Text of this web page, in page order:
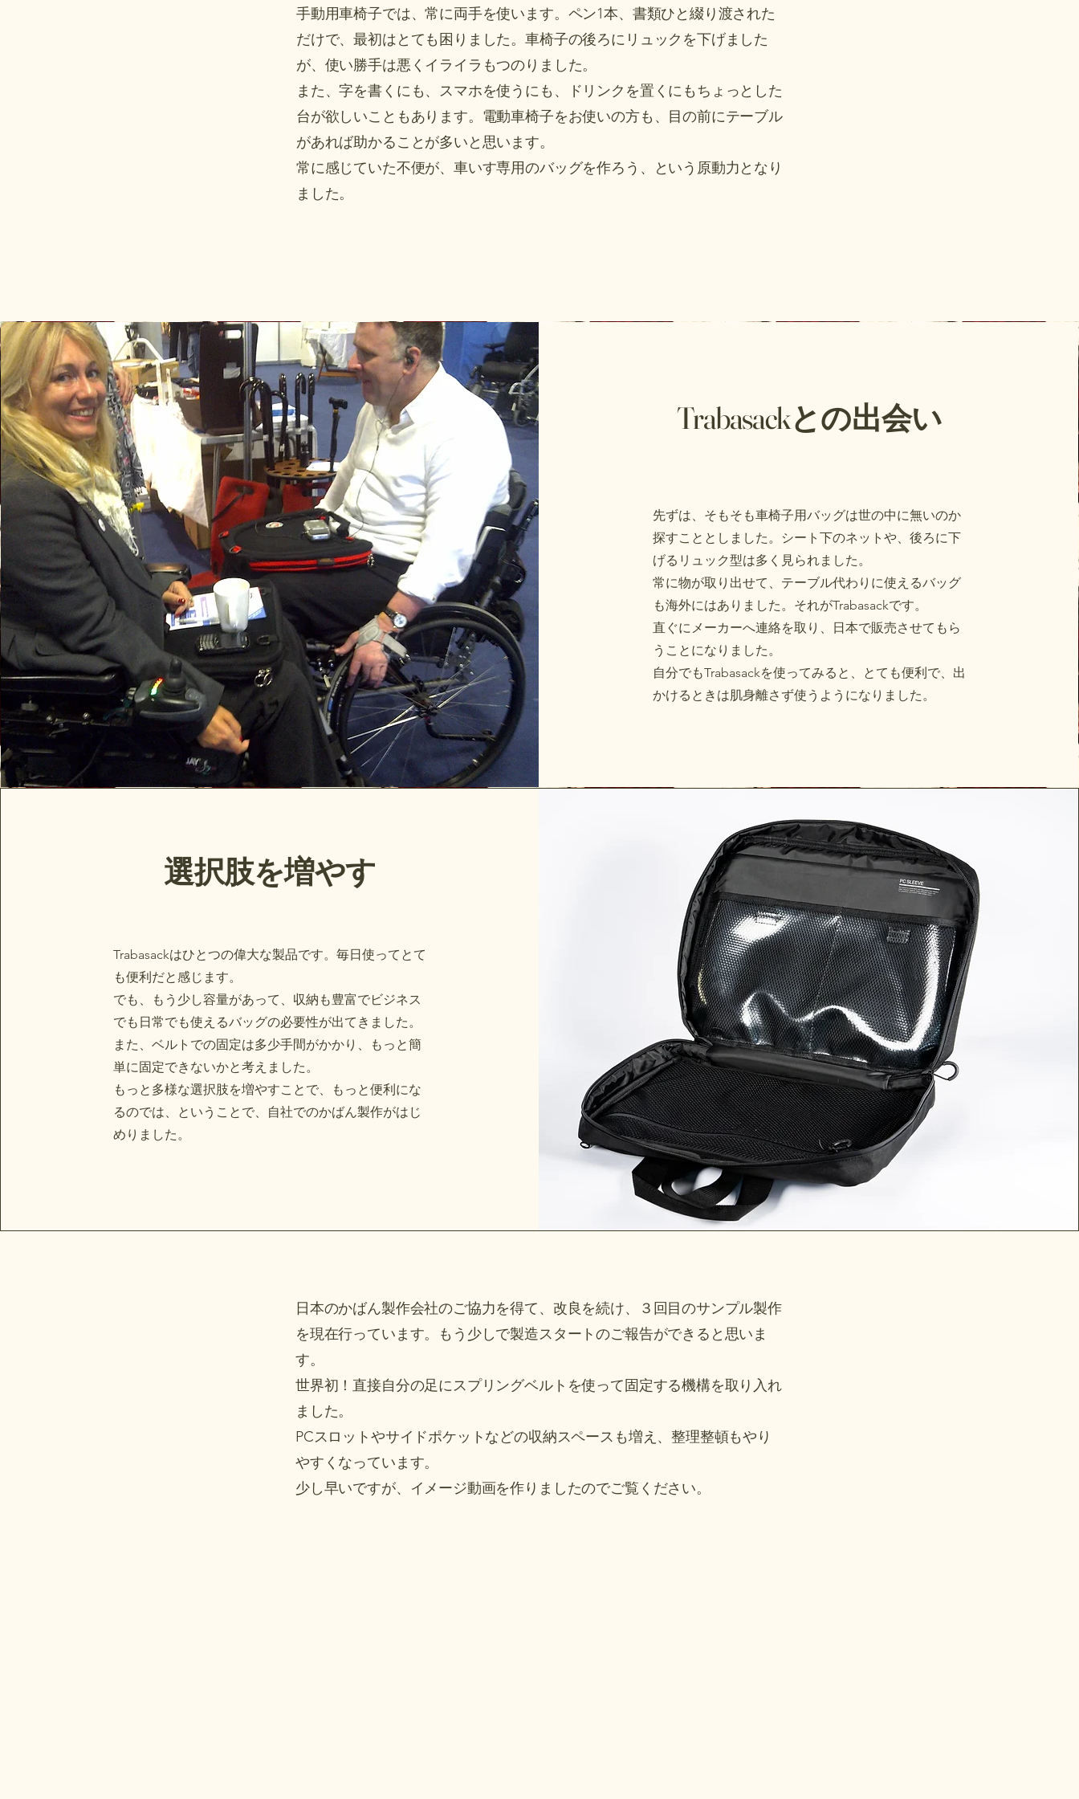
手動用車椅子では、常に両手を使います。ペン1本、書類ひと綴り渡された
だけで、最初はとても困りました。車椅子の後ろにリュックを下げました
が、使い勝手は悪くイライラもつのりました。
また、字を書くにも、スマホを使うにも、ドリンクを置くにもちょっとした
台が欲しいこともあります。電動車椅子をお使いの方も、目の前にテーブル
があれば助かることが多いと思います。
​常に感じていた不便が、車いす専用のバッグを作ろう、という原動力となり
ました。
Trabasackとの出会い
先ずは、そもそも車椅子用バッグは世の中に無いのか
探すこととしました。シート下のネットや、後ろに下
げるリュック型は多く見られました。
常に物が取り出せて、テーブル代わりに使えるバッグ
も海外にはありました。それがTrabasackです。
​直ぐにメーカーへ連絡を取り、日本で販売させてもら
うことになりました。
​自分でもTrabasackを使ってみると、とても便利で、出
かけるときは肌身離さず使うようになりました。
選択肢を増やす
Trabasackはひとつの偉大な製品です。毎日使ってとて
も便利だと感じます。
でも、もう少し容量があって、収納も豊富でビジネス
でも日常でも使えるバッグの必要性が出てきました。
また、ベルトでの固定は多少手間がかかり、もっと簡
単に固定できないかと考えました。
​もっと多様な選択肢を増やすことで、もっと便利にな
るのでは、ということで、自社でのかばん製作がはじ
めりました。
日本のかばん製作会社のご協力を得て、改良を続け、３回目のサンプル製作
を現在行っています。もう少しで製造スタートのご報告ができると思いま
す。
世界初！直接自分の足にスプリングベルトを使って固定する機構を取り入れ
ました。
​PCスロットやサイドポケットなどの収納スペースも増え、整理整頓もやり
やすくなっています。
​少し早いですが、イメージ動画を作りましたのでご覧ください。